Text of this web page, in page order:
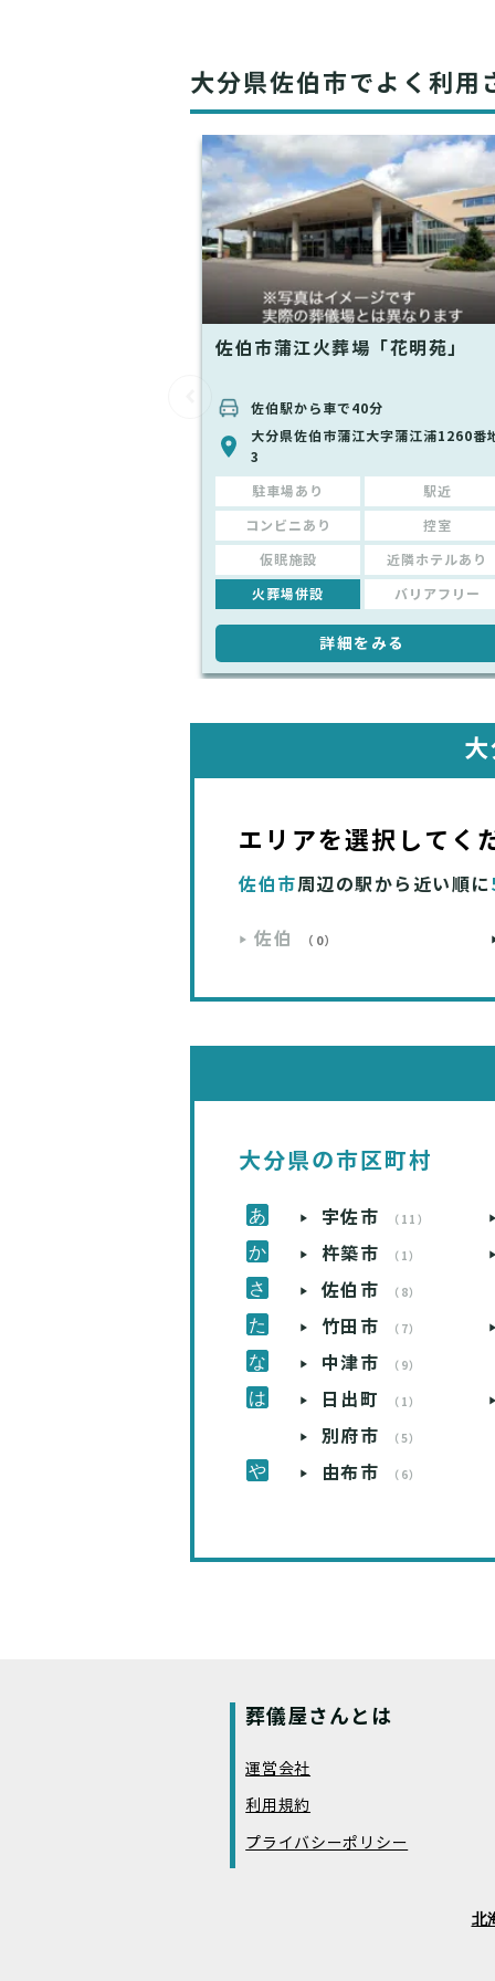
大分県佐伯市でよく利用
佐伯市蒲江火葬場「花明苑」
佐伯駅から車で40分
大分県佐伯市蒲江大字蒲江浦1260番
3
駐車場あり 駅近
コンビニあり 控室
仮眠施設 近隣ホテルあり
火葬場併設 バリアフリー
詳細をみる
エリアを選択してく
佐伯市周辺の駅から近い順に
佐伯 （0）
大分県の市区町村
宇佐市 （11）
杵築市 （1）
佐伯市 （8）
竹田市 （7）
中津市 （9）
日出町 （1）
別府市 （5）
由布市 （6）
葬儀屋さんとは
運営会社
利用規約
プライバシーポリシー
北